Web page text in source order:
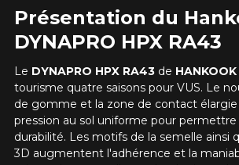
Présentation du
DYNAPRO HPX RA43
Le DYNAPRO HPX RA43de HANKOOK
tourisme quatre saisons pour VUS. Le
de gomme et la zone de contact
pression au sol uniforme pour permettre
durabilité. Les motifs de la semelle ainsi
3D augmentent l'adhérence et la
AJOUTER UN AVIS
Votre avis
DYNAPRO HPX RA43